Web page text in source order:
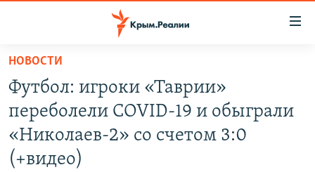
Вернуться
основному
содержанию
Вернутся
главной
НОВОСТИ
СПЕЦПРОЕКТЫ
ГРУЗ 200
КАРТА ВОЕННЫХ ОБЪЕКТОВ КРЫМА
ВОДА
ИСТОРИЯ
НОВОСТИ
Футбол: игроки «Таврии»
переболели COVID-19 и обыграли
«Николаев-2» со счетом 3:0
(+видео)